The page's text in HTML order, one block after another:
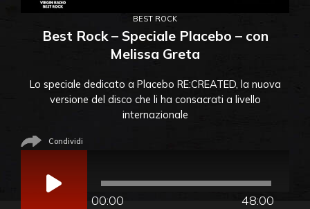
BEST ROCK
Best Rock – Speciale Placebo – con
Melissa Greta
Lo speciale dedicato a Placebo RE:CREATED, la nuova
versione del disco che li ha consacrati a livello
internazionale
Condividi
00:00 48:00